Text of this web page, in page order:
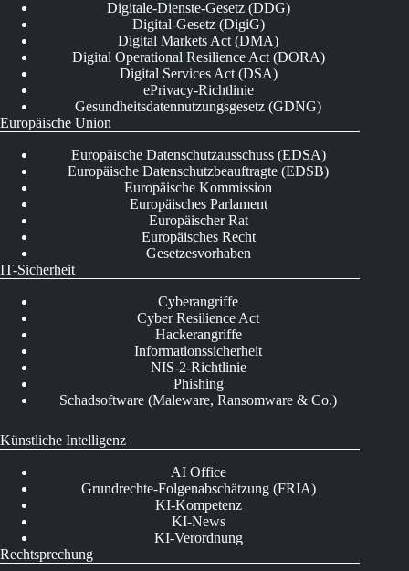
Digitale-Dienste-Gesetz (DDG)
Digital-Gesetz (DigiG)
Digital Markets Act (DMA)
Digital Operational Resilience Act (DORA)
Digital Services Act (DSA)
ePrivacy-Richtlinie
Gesundheitsdatennutzungsgesetz (GDNG)
Europäische Union
Europäische Datenschutzausschuss (EDSA)
Europäische Datenschutzbeauftragte (EDSB)
Europäische Kommission
Europäisches Parlament
Europäischer Rat
Europäisches Recht
Gesetzesvorhaben
IT-Sicherheit
Cyberangriffe
Cyber Resilience Act
Hackerangriffe
Informationssicherheit
NIS-2-Richtlinie
Phishing
Schadsoftware (Maleware, Ransomware & Co.)
Künstliche Intelligenz
AI Office
Grundrechte-Folgenabschätzung (FRIA)
KI-Kompetenz
KI-News
KI-Verordnung
Rechtsprechung